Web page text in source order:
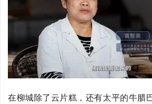
在柳城除了云片糕，还有太平的牛腊